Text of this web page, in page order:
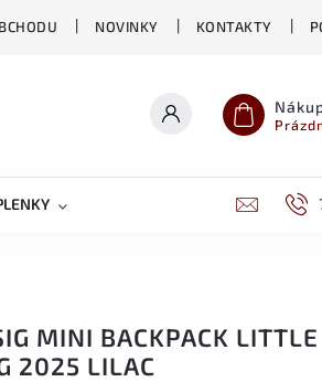
NOVINKY KONTAKTY
CHOVATELSKÉ POTŘEBY
MINI BACKPACK LITTLE
2025 LILAC